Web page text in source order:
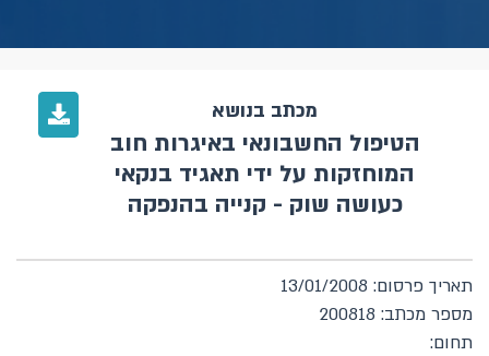
מכתב בנושא
הטיפול החשבונאי באיגרות חוב
המוחזקות על ידי תאגיד בנקאי
כעושה שוק - קנייה בהנפקה
תאריך פרסום: 13/01/2008
מספר מכתב: 200818
תחום: